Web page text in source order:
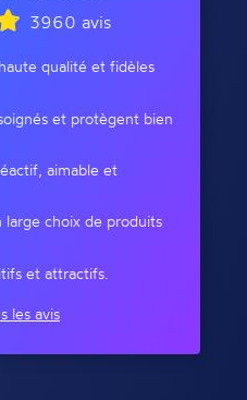
3960 avis
qualité et fidèles
et protègent bien
aimable et
choix de produits
et attractifs.
les avis